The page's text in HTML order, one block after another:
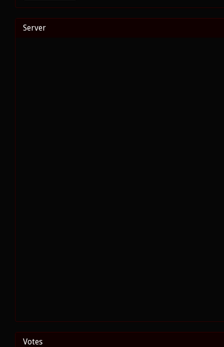
Server
Votes